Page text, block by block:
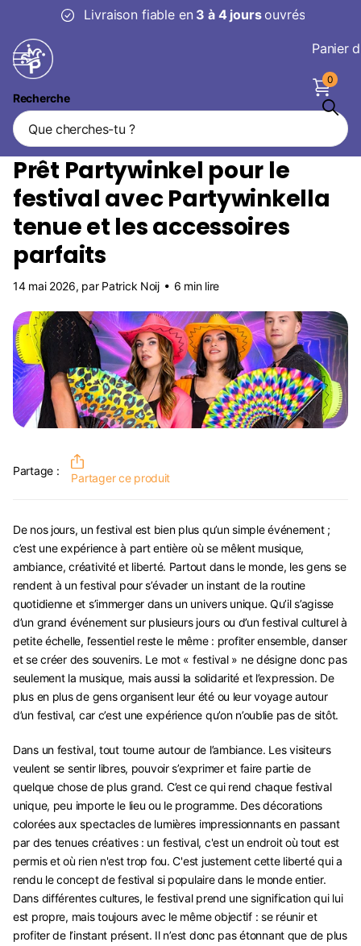
Livraison fiable en 3 à 4 joursouvrés
Recherche
Panier
0
Page d'accueil
Prêt Partywinkel pour le festival avec Partywinkella tenue et les
accessoires parfaits
Prêt Partywinkel pour le
festival avec Partywinkella
tenue et les accessoires
parfaits
14 mai 2026, par Patrick Noij 6 min lire
Partage :
Partager ce produit
De nos jours, un festival est bien plus qu’un simple événement ;
c’est une expérience à part entière où se mêlent musique,
ambiance, créativité et liberté. Partout dans le monde, les gens se
rendent à un festival pour s’évader un instant de la routine
quotidienne et s’immerger dans un univers unique. Qu’il s’agisse
d’un grand événement sur plusieurs jours ou d’un festival culturel à
petite échelle, l’essentiel reste le même : profiter ensemble, danser
et se créer des souvenirs. Le mot « festival » ne désigne donc pas
seulement la musique, mais aussi la solidarité et l’expression. De
plus en plus de gens organisent leur été ou leur voyage autour
d’un festival, car c’est une expérience qu’on n’oublie pas de sitôt.
Dans un festival, tout tourne autour de l’ambiance. Les visiteurs
veulent se sentir libres, pouvoir s’exprimer et faire partie de
quelque chose de plus grand. C’est ce qui rend chaque festival
unique, peu importe le lieu ou le programme. Des décorations
colorées aux spectacles de lumières impressionnants en passant
par des tenues créatives : un festival, c'est un endroit où tout est
permis et où rien n'est trop fou. C'est justement cette liberté qui a
rendu le concept de festival si populaire dans le monde entier.
Dans différentes cultures, le festival prend une signification qui lui
est propre, mais toujours avec le même objectif : se réunir et
profiter de l’instant présent. Il n’est donc pas étonnant que de plus